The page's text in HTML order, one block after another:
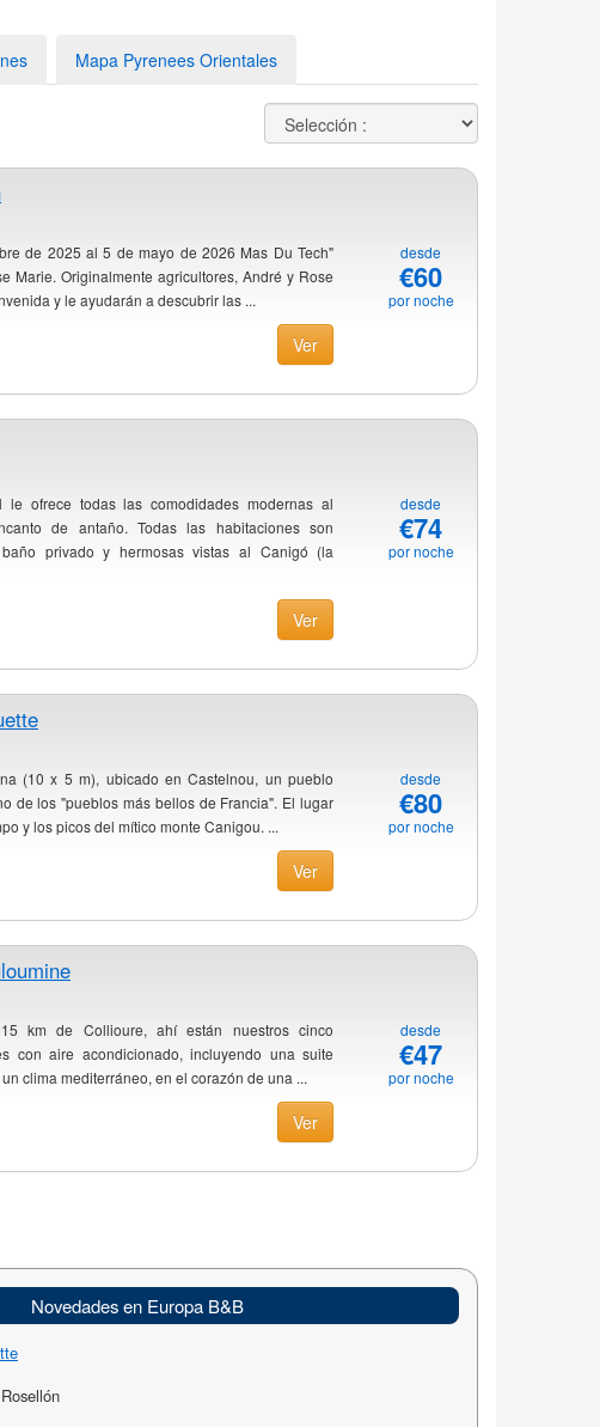
Mapa Pyrenees Orientales
de 2025 al 5 de mayo de 2026 Mas Du Tech"
Marie. Originalmente agricultores, André y Rose
y le ayudarán a descubrir las ...
Ver
desde
€60
por noche
le ofrece todas las comodidades modernas al
de antaño. Todas las habitaciones son
privado y hermosas vistas al Canigó (la
Ver
desde
€74
por noche
(10 x 5 m), ubicado en Castelnou, un pueblo
de los "pueblos más bellos de Francia". El lugar
y los picos del mítico monte Canigou. ...
Ver
desde
€80
por noche
km de Collioure, ahí están nuestros cinco
con aire acondicionado, incluyendo una suite
clima mediterráneo, en el corazón de una ...
Ver
desde
€47
por noche
Novedades en Europa B&B